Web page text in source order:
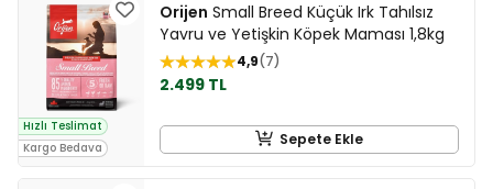
Hızlı Teslimat
Kargo Bedava
Orijen Small Breed Küçük Irk Tahılsız
Yavru ve Yetişkin Köpek Maması 1,8kg
4,9 7
2.499 TL
Sepete Ekle